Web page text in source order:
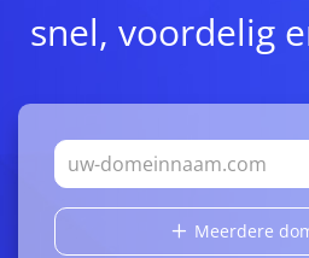
snel, voordelig
Meerdere